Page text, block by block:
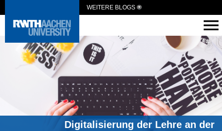
WEITERE BLOGS
Digitalisierung der Lehre an der